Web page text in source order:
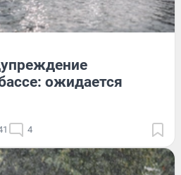
ожидается
4